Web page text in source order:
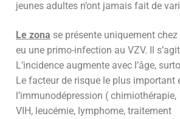
jeunes adultes n’ont jamais fait de
Le zona se présente uniquement
eu une primo-infection au VZV. Il
L’incidence augmente avec l’âge,
Le facteur de risque le plus important
l’immunodépression (
VIH, leucémie, lymphome, traitement